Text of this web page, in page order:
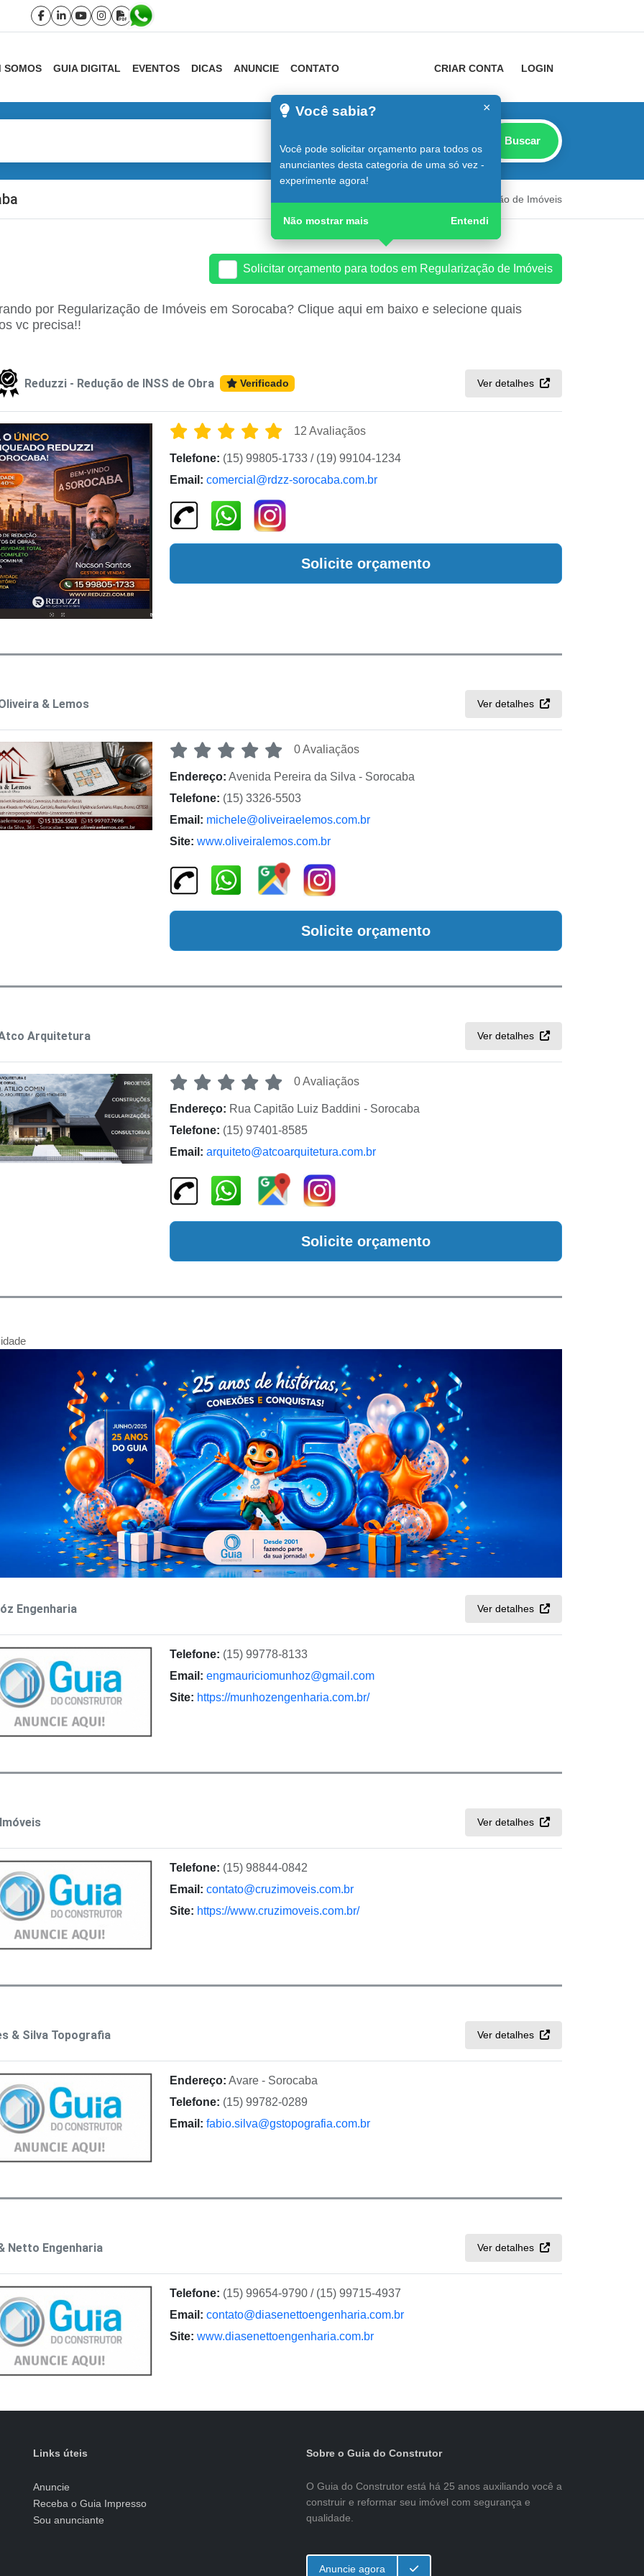
SOMOS GUIA DIGITAL EVENTOS DICAS ANUNCIE CONTATO CRIAR CONTA LOGIN
Buscar
Regularização de Imóveis
Solicitar orçamento para todos em Regularização de Imóveis
×
Você sabia?
Você pode solicitar orçamento para todos os
anunciantes desta categoria de uma só vez -
experimente agora!
Não mostrar mais Entendi
por Regularização de Imóveis em Sorocaba? Clique aqui em baixo e selecione quais
vc precisa!!
Reduzzi - Redução de INSS de Obra Verificado Ver detalhes
12 Avaliaçãos
Telefone: (15) 99805-1733 / (19) 99104-1234
Email: comercial@rdzz-sorocaba.com.br
Solicite orçamento
& Lemos Ver detalhes
0 Avaliaçãos
Endereço: Avenida Pereira da Silva - Sorocaba
Telefone: (15) 3326-5503
Email: michele@oliveiraelemos.com.br
Site: www.oliveiralemos.com.br
Solicite orçamento
Arquitetura Ver detalhes
0 Avaliaçãos
Endereço: Rua Capitão Luiz Baddini - Sorocaba
Telefone: (15) 97401-8585
Email: arquiteto@atcoarquitetura.com.br
Solicite orçamento
Engenharia Ver detalhes
Telefone: (15) 99778-8133
Email: engmauriciomunhoz@gmail.com
Site: https://munhozengenharia.com.br/
Ver detalhes
Telefone: (15) 98844-0842
Email: contato@cruzimoveis.com.br
Site: https://www.cruzimoveis.com.br/
& Silva Topografia Ver detalhes
Endereço: Avare - Sorocaba
Telefone: (15) 99782-0289
Email: fabio.silva@gstopografia.com.br
Netto Engenharia Ver detalhes
Telefone: (15) 99654-9790 / (15) 99715-4937
Email: contato@diasenettoengenharia.com.br
Site: www.diasenettoengenharia.com.br
Links úteis
Anuncie
Receba o Guia Impresso
Sou anunciante
Sobre o Guia do Construtor
O Guia do Construtor está há 25 anos auxiliando você a
construir e reformar seu imóvel com segurança e
qualidade.
Anuncie agora